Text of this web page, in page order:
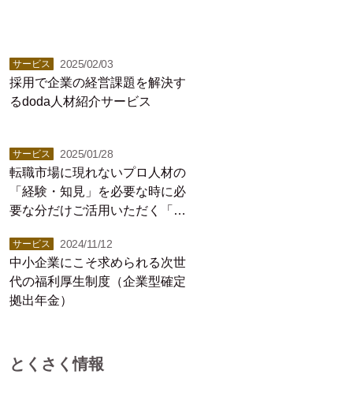
サービス 2025/02/03
採用で企業の経営課題を解決す
るdoda人材紹介サービス
サービス 2025/01/28
転職市場に現れないプロ人材の
「経験・知見」を必要な時に必
要な分だけご活用いただく「プ
サービス 2024/11/12
中小企業にこそ求められる次世
代の福利厚生制度（企業型確定
拠出年金）
とくさく情報